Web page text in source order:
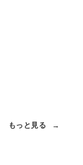
もっと見る